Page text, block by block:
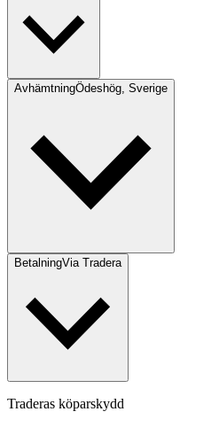
AvhämtningÖdeshög, Sverige
BetalningVia Tradera
Traderas köparskydd